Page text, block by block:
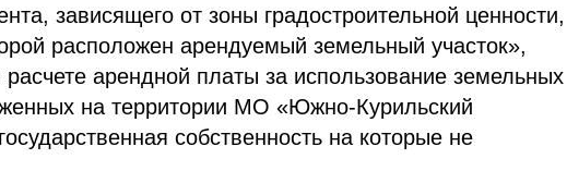
зависящего от зоны градостроительной ценности,
расположен арендуемый земельный участок»,
арендной платы за использование земельных
на территории МО «Южно-Курильский
собственность на которые не